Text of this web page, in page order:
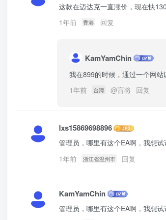
这款在迈达克一直涨价，现在快
1年前
香港 回复
KamYamChin
我在899的时候，通过一个网站
1年前
台湾 @盲将 回复
lxs15869698896
管理员，哪里有这个EA啊，我想试
1年前
浙江省温州市 回复
KamYamChin
管理员，哪里有这个EA啊，我想试